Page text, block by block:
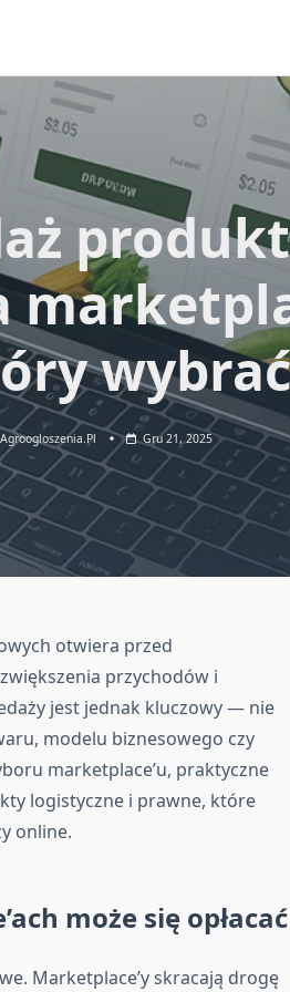
Agroogloszenia.pl Gru 21, 2025
otwiera przed
przychodów i
jest jednak kluczowy — nie
modelu biznesowego czy
marketplace’u, praktyczne
logistyczne i prawne, które
online.
może się opłacać
Marketplace’y skracają drogę